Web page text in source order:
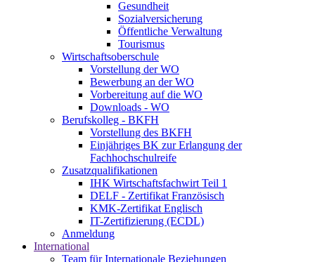
Gesundheit
Sozialversicherung
Öffentliche Verwaltung
Tourismus
Wirtschaftsoberschule
Vorstellung der WO
Bewerbung an der WO
Vorbereitung auf die WO
Downloads - WO
Berufskolleg - BKFH
Vorstellung des BKFH
Einjähriges BK zur Erlangung der
Fachhochschulreife
Zusatzqualifikationen
IHK Wirtschaftsfachwirt Teil 1
DELF - Zertifikat Französisch
KMK-Zertifikat Englisch
IT-Zertifizierung (ECDL)
Anmeldung
International
Team für Internationale Beziehungen